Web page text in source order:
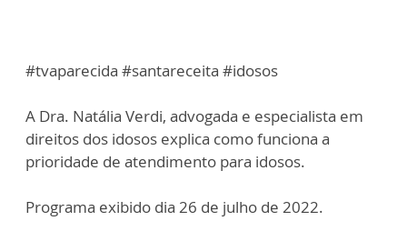
#tvaparecida #santareceita #idosos
A Dra. Natália Verdi, advogada e especialista em
direitos dos idosos explica como funciona a
prioridade de atendimento para idosos.
Programa exibido dia 26 de julho de 2022.